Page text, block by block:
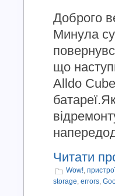
Доброго
Минула
що
Alldo
Читати
Wow!,
storage, errors,